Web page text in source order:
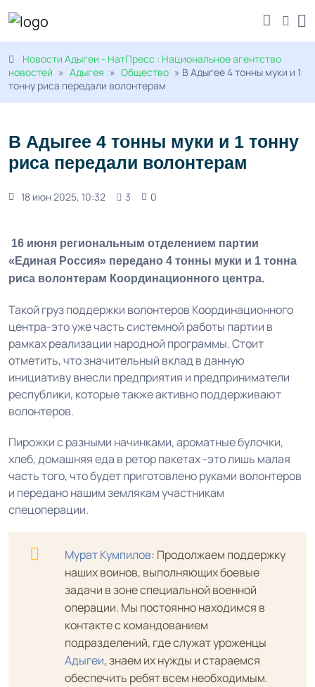
Новости Адыгеи - НатПресс : Национальное агентство
новостей » Адыгея » Общество » В Адыгее 4 тонны муки и 1
тонну риса передали волонтерам
В Адыгее 4 тонны муки и 1 тонну
риса передали волонтерам
18 июн 2025, 10:32 3 0
16 июня региональным отделением партии
«Единая Россия» передано 4 тонны муки и 1 тонна
риса волонтерам Координационного центра.
Такой груз поддержки волонтеров Координационного
центра-это уже часть системной работы партии в
рамках реализации народной программы. Стоит
отметить, что значительный вклад в данную
инициативу внесли предприятия и предприниматели
республики, которые также активно поддерживают
волонтеров.
Пирожки с разными начинками, ароматные булочки,
хлеб, домашняя еда в ретор пакетах -это лишь малая
часть того, что будет приготовлено руками волонтеров
и передано нашим землякам участникам
спецоперации.
Мурат Кумпилов: Продолжаем поддержку
наших воинов, выполняющих боевые
задачи в зоне специальной военной
операции. Мы постоянно находимся в
контакте с командованием
подразделений, где служат уроженцы
Адыгеи, знаем их нужды и стараемся
обеспечить ребят всем необходимым.